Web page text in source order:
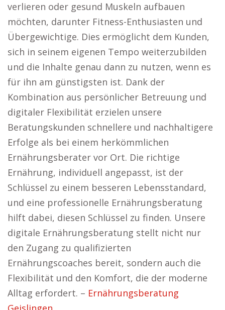
verlieren oder gesund Muskeln aufbauen
möchten, darunter Fitness-Enthusiasten und
Übergewichtige. Dies ermöglicht dem Kunden,
sich in seinem eigenen Tempo weiterzubilden
und die Inhalte genau dann zu nutzen, wenn es
für ihn am günstigsten ist. Dank der
Kombination aus persönlicher Betreuung und
digitaler Flexibilität erzielen unsere
Beratungskunden schnellere und nachhaltigere
Erfolge als bei einem herkömmlichen
Ernährungsberater vor Ort. Die richtige
Ernährung, individuell angepasst, ist der
Schlüssel zu einem besseren Lebensstandard,
und eine professionelle Ernährungsberatung
hilft dabei, diesen Schlüssel zu finden. Unsere
digitale Ernährungsberatung stellt nicht nur
den Zugang zu qualifizierten
Ernährungscoaches bereit, sondern auch die
Flexibilität und den Komfort, die der moderne
Alltag erfordert. – Ernährungsberatung